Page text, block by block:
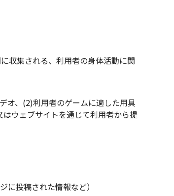
収集される、利用者の身体活動に関
オ、(2)利用者のゲームに適した用具
ウェブサイトを通じて利用者から提
投稿された情報など）